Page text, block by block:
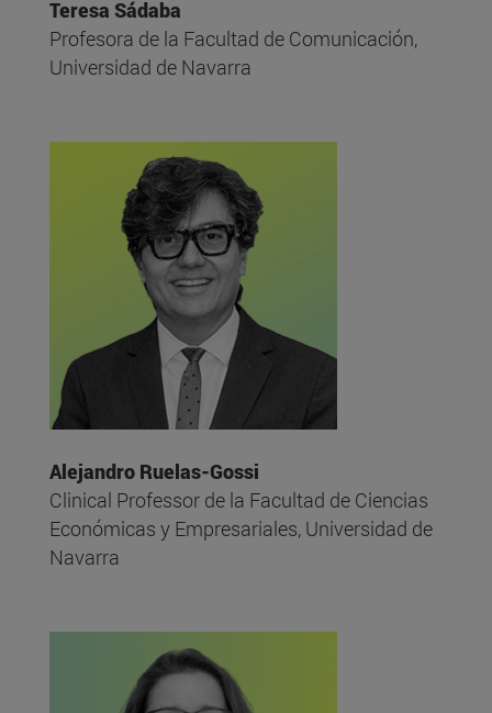
Teresa Sádaba
Profesora de la Facultad de Comunicación,
Universidad de Navarra
Alejandro Ruelas-Gossi
Clinical Professor de la Facultad de Ciencias
Económicas y Empresariales, Universidad de
Navarra